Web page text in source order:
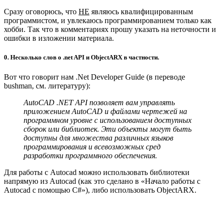
Сразу оговорюсь, что НЕ являюсь квалифицированным
программистом, и увлекаюсь программированием только как
хобби. Так что в комментариях прошу указать на неточности и
ошибки в изложении материала.
0. Несколько слов о .net API и ObjectARX в частности.
Вот что говорит нам .Net Developer Guide (в переводе
bushman, см. литературу):
AutoCAD .NET API позволяет вам управлять
приложением AutoCAD и файлами чертежей на
программном уровне с использованием доступных
сборок или библиотек. Эти объекты могут быть
доступны для множества различных языков
программирования и всевозможных сред
разработки программного обеспечения.
Для работы с Autocad можно использовать библиотеки
напрямую из Autocad (как это сделано в «Начало работы с
Autocad с помощью C#»), либо использовать ObjectARX.